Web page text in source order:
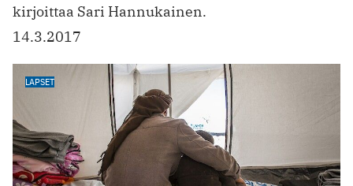
kirjoittaa Sari Hannukainen.
14.3.2017
LAPSET